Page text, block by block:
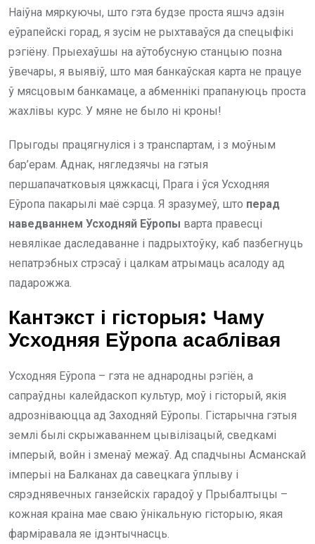
Наіўна мяркуючы, што гэта будзе проста яшчэ адзін
еўрапейскі горад, я зусім не рыхтаваўся да спецыфікі
рэгіёну. Прыехаўшы на аўтобусную станцыю позна
ўвечары, я выявіў, што мая банкаўская карта не працуе
ў мясцовым банкамаце, а абменнікі прапануюць проста
жахлівы курс. У мяне не было ні кроны!
Прыгоды працягнуліся і з транспартам, і з моўным
бар’ерам. Аднак, нягледзячы на гэтыя
першапачатковыя цяжкасці, Прага і ўся Усходняя
Еўропа пакарылі маё сэрца. Я зразумеў, што перад
наведваннем Усходняй Еўропы варта правесці
невялікае даследаванне і падрыхтоўку, каб пазбегнуць
непатрэбных стрэсаў і цалкам атрымаць асалоду ад
падарожжа.
Кантэкст і гісторыя: Чаму
Усходняя Еўропа асаблівая
Усходняя Еўропа – гэта не аднародны рэгіён, а
сапраўдны калейдаскоп культур, моў і гісторый, якія
адрозніваюцца ад Заходняй Еўропы. Гістарычна гэтыя
землі былі скрыжаваннем цывілізацый, сведкамі
імперый, войн і зменаў межаў. Ад спадчыны Асманскай
імперыі на Балканах да савецкага ўплыву і
сярэднявечных ганзейскіх гарадоў у Прыбалтыцы –
кожная краіна мае сваю ўнікальную гісторыю, якая
фарміравала яе ідэнтычнасць.